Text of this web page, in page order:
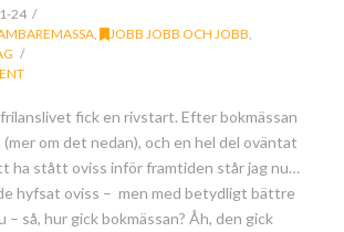
24
, JOBB JOBB OCH JOBB,
fick en rivstart. Efter bokmässan
om det nedan), och en hel del oväntat
ha stått oviss inför framtiden står jag nu…
hyfsat oviss – men med betydligt bättre
– så, hur gick bokmässan? Åh, den gick